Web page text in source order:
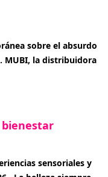
sobre el absurdo
MUBI, la distribuidora
sensoriales y